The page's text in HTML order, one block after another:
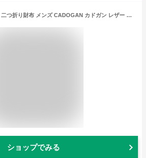
ダンヒル dunhill 二つ折り財布 メンズ CADOGAN カドガン レザー ブラック DU18F2320CA001 箔押し名入れ可(工賃別売り) 【スペシャルラッピング660円(別売り)】
ショップでみる